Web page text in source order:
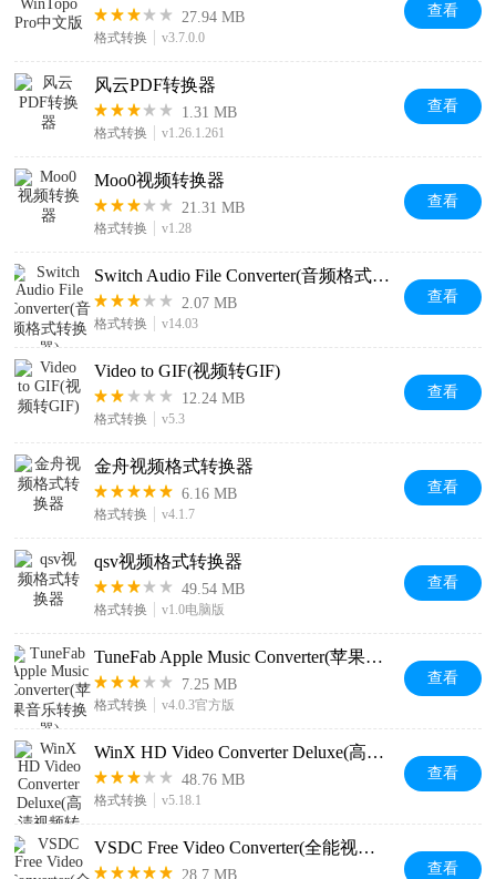
27.94 MB
格式转换 v3.7.0.0
查看
风云PDF转换器
1.31 MB
格式转换 v1.26.1.261
查看
Moo0视频转换器
21.31 MB
格式转换 v1.28
查看
Switch Audio File Converter(音频格式转换器)
2.07 MB
格式转换 v14.03
查看
Video to GIF(视频转GIF)
12.24 MB
格式转换 v5.3
查看
金舟视频格式转换器
6.16 MB
格式转换 v4.1.7
查看
qsv视频格式转换器
49.54 MB
格式转换 v1.0电脑版
查看
TuneFab Apple Music Converter(苹果音乐转换器)
7.25 MB
格式转换 v4.0.3官方版
查看
WinX HD Video Converter Deluxe(高清视频转换器)
48.76 MB
格式转换 v5.18.1
查看
VSDC Free Video Converter(全能视频格式转换器)
28.7 MB 查看